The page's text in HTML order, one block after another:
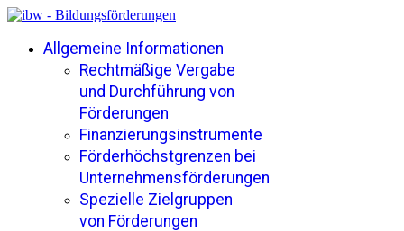
Allgemeine Informationen
Rechtmäßige Vergabe
und Durchführung von
Förderungen
Finanzierungsinstrumente
Förderhöchstgrenzen bei
Unternehmensförderungen
Spezielle Zielgruppen
von Förderungen